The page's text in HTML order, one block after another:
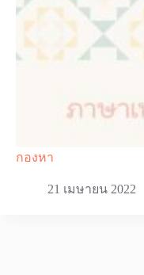
กองหา
21 เมษายน 2022